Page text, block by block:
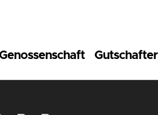
Gutschafter